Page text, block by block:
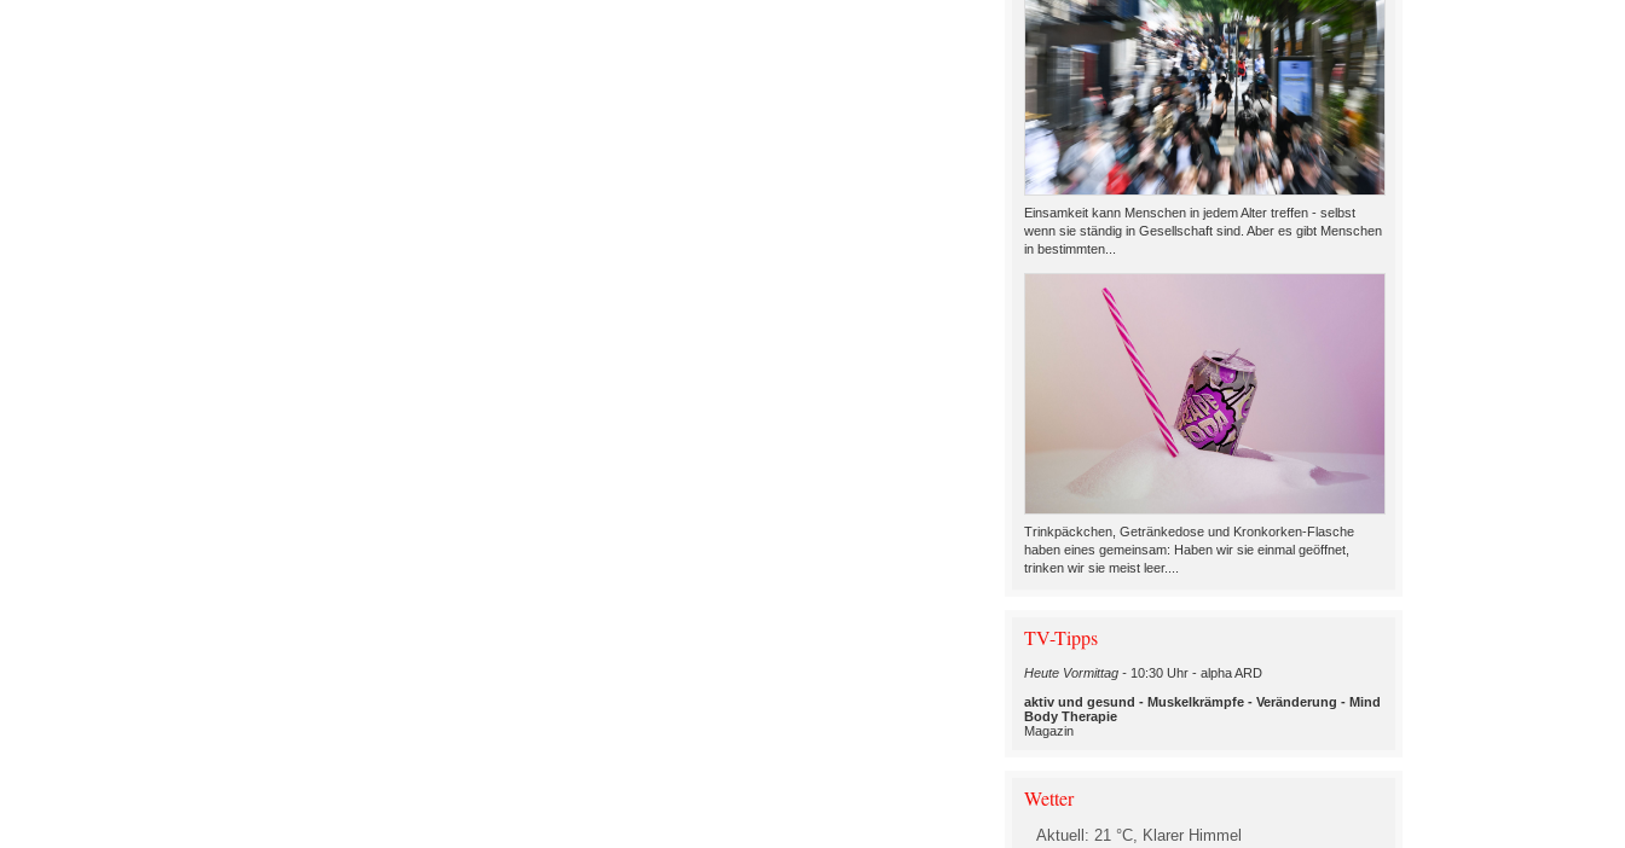
Einsamkeit kann Menschen in jedem Alter treffen - selbst
wenn sie ständig in Gesellschaft sind. Aber es gibt Menschen
in bestimmten...
Trinkpäckchen, Getränkedose und Kronkorken-Flasche
haben eines gemeinsam: Haben wir sie einmal geöffnet,
trinken wir sie meist leer....
TV-Tipps
Heute Vormittag -10:30 Uhr - alpha ARD
aktiv und gesund - Muskelkrämpfe - Veränderung - Mind
Body Therapie
Magazin
Wetter
Aktuell: 21 °C, Klarer Himmel